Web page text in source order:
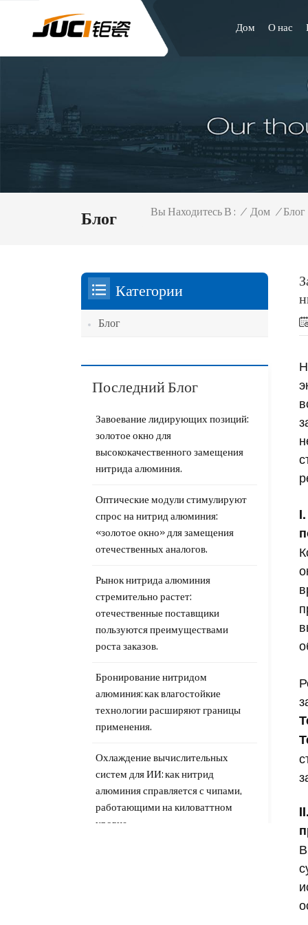
Дом О нас
Блог Вы Находитесь В : / Дом / Блог
Категории
Блог
Последний Блог
Завоевание лидирующих позиций:
золотое окно для
высококачественного замещения
нитрида алюминия.
Оптические модули стимулируют
спрос на нитрид алюминия:
«золотое окно» для замещения
отечественных аналогов.
Рынок нитрида алюминия
стремительно растет:
отечественные поставщики
пользуются преимуществами
роста заказов.
Бронирование нитридом
алюминия: как влагостойкие
технологии расширяют границы
применения.
Охлаждение вычислительных
систем для ИИ: как нитрид
алюминия справляется с чипами,
работающими на киловаттном
уровне.